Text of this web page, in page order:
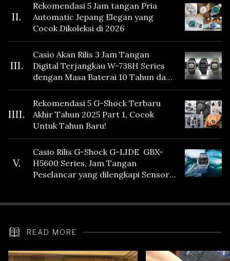
II.
Rekomendasi 5 Jam tangan Pria
Automatic Jepang Elegan yang
Cocok Dikoleksi di 2026
III.
Casio Akan Rilis 3 Jam Tangan
Digital Terjangkau W-738H Series
dengan Masa Baterai 10 Tahun dan
Fitur Vibration
IIII.
Rekomendasi 5 G-Shock Terbaru
Akhir Tahun 2025 Part 1, Cocok
Untuk Tahun Baru!
V.
Casio Rilis G-Shock G-LIDE GBX-
H5600 Series, Jam Tangan
Peselancar yang dilengkapi Sensor
READ MORE